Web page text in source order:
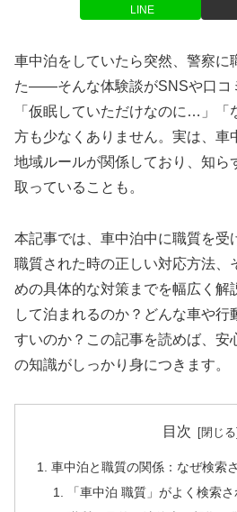
LINE
車中泊をしていたら突然、警察に
た――そんな体験談がSNSや口コ
「仮眠していただけなのに…」「
方も少なくありません。実は、車
地域ルールが関係しており、知ら
取っていることも。
本記事では、車中泊中に職質を受
職質された時の正しい対応方法、
めの具体的な対策までを幅広く解
して泊まれるのか？どんな車や
すいのか？この記事を読めば、安
の知識がしっかり身につきます。
目次
車中泊と職質の関係：なぜ検索
「車中泊 職質」がよく検索